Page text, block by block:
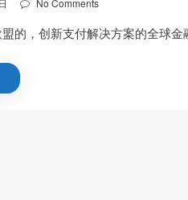
No Comments
盟的，创新支付解决方案的全球